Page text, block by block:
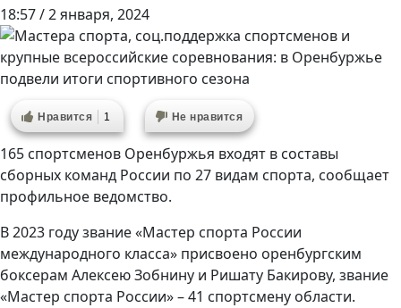
18:57 / 2 января, 2024
Нравится 1 Не нравится
165 спортсменов Оренбуржья входят в составы
сборных команд России по 27 видам спорта, сообщает
профильное ведомство.
В 2023 году звание «Мастер спорта России
международного класса» присвоено оренбургским
боксерам Алексею Зобнину и Ришату Бакирову, звание
«Мастер спорта России» – 41 спортсмену области.